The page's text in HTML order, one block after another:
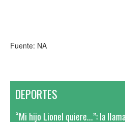
Fuente: NA
DEPORTES
“Mi hijo Lionel quiere...”: la